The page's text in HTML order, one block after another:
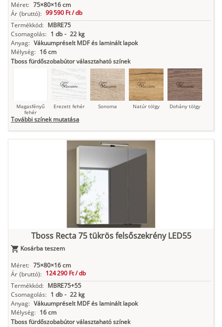
Méret: 75×80×16 cm
Ár (bruttó): 99 590 Ft /db
Termékkód: MBRE75
Csomagolás: 1 db - 22 kg
Anyag: Vákuumpréselt MDF és laminált lapok
Mélység: 16 cm
Tboss fürdőszobabútor választaható színek
Magasfényű
fehér
Erezett fehér Sonoma Natúr tölgy Dohány tölgy
Szupermatt
Nádzöld
Antracit Matt fekete
További színek mutatása
Tboss Recta 75 tükrös felsőszekrény LED55
Kosárba teszem
Méret: 75×80×16 cm
Ár (bruttó): 124 290 Ft /db
Termékkód: MBRE75+55
Csomagolás: 1 db - 22 kg
Anyag: Vákuumpréselt MDF és laminált lapok
Mélység: 16 cm
Tboss fürdőszobabútor választaható színek